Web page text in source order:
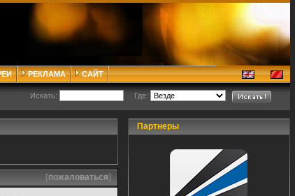
РЕКЛАМА САЙТ
Искать: Где:
[пожаловаться]
Партнеры